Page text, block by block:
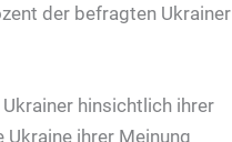
der befragten Ukrainer
hinsichtlich ihrer
ihrer Meinung